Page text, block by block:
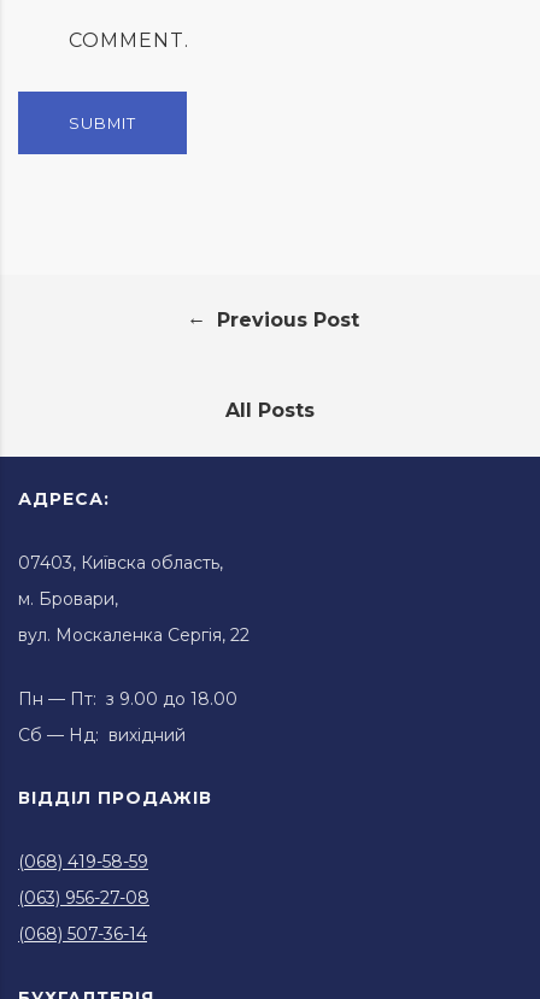
COMMENT.
← Previous Post
All Posts
АДРЕСА:
07403, Київска область,
м. Бровари,
вул. Москаленка Сергія, 22
Пн — Пт: з 9.00 до 18.00
Сб — Нд: вихідний
ВІДДІЛ ПРОДАЖІВ
(068) 419-58-59
(063) 956-27-08
(068) 507-36-14